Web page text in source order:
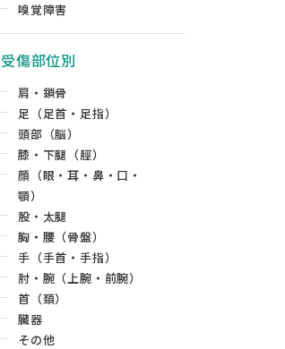
嗅覚障害
受傷部位別
肩・鎖骨
足（足首・足指）
頭部（脳）
膝・下腿（脛）
顔（眼・耳・鼻・口・
顎）
股・太腿
胸・腰（骨盤）
手（手首・手指）
肘・腕（上腕・前腕）
首（頚）
臓器
その他